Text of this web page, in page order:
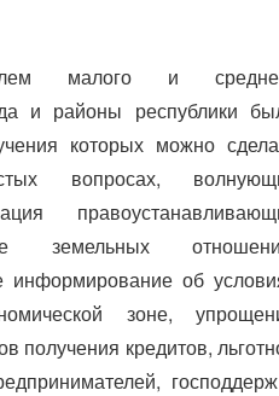
малого и
и районы республики
которых можно
вопросах,
земельных
информирование об
зоне,
получения кредитов,